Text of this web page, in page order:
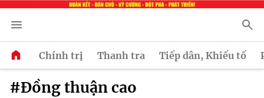
Chính trị Thanh tra Tiếp dân, Khiếu tố
#Đồng thuận cao